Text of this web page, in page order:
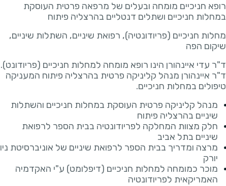
רופא חניכיים מומחה ובעלים של מרפאה פרטית העוסקת
במחלות חניכיים ושתלים דנטליים בהרצליה פיתוח
מחלות חניכיים (פריודונטיה), רפואת שיניים, השתלות שיניים,
שיקום הפה
ד"ר איינהורן מנהל קליניקה פרטית בהרצליה פיתוח המעניקה
טיפולים במחלות חניכיים.
מנהל קליניקה פרטית העוסקת במחלות חניכיים והשתלות
שיניים בהרצליה פיתוח
חלק מצוות המחלקה לפריודונטיה בבית הספר לרפואת
שיניים בתל אביב
מרצה ומדריך בבית הספר לרפואת שיניים של אוניברסיטת ניו
יורק
מוכר כמומחה למחלות חניכיים (דיפלומט) ע"י האקדמיה
האמריקאית לפריודונטיה